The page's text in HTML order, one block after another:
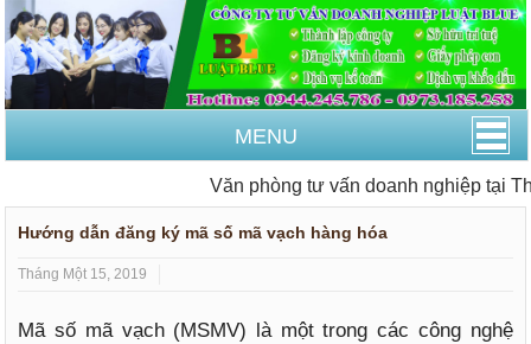
MENU
Văn phòng tư vấn doanh nghiệp tại
Hướng dẫn đăng ký mã số mã vạch hàng hóa
Tháng Một 15, 2019
Mã số mã vạch (MSMV) là một trong các công nghệ